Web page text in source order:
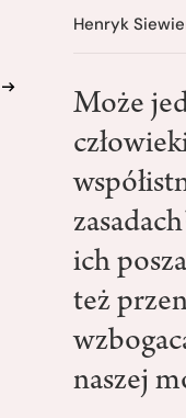
Henryk
Może
ich
też
naszej